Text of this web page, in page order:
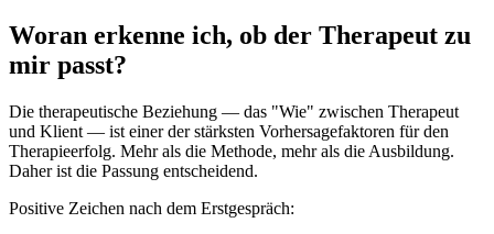
Woran erkenne ich, ob der Therapeut zu
mir passt?
Die therapeutische Beziehung — das "Wie" zwischen Therapeut
und Klient — ist einer der stärksten Vorhersagefaktoren für den
Therapieerfolg. Mehr als die Methode, mehr als die Ausbildung.
Daher ist die Passung entscheidend.
Positive Zeichen nach dem Erstgespräch: